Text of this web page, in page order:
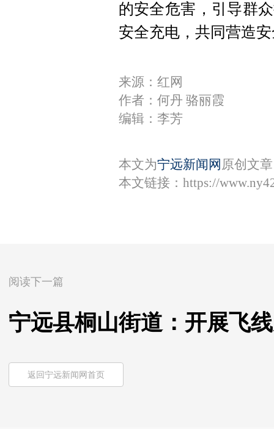
的安全危害，引导群
安全充电，共同营造
来源：红网
作者：何丹 骆丽霞
编辑：李芳
本文为宁远新闻网 原创文
本文链接： https://
阅读下一篇
宁远县桐山街道：开展飞
返回宁远新闻网首页